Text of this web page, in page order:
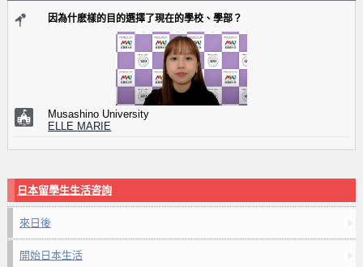
因為什麽樣的目的選擇了現在的學校、學部？
Musashino University
ELLE MARIE
日本留學生生活咨詢
來日後
開始日本生活